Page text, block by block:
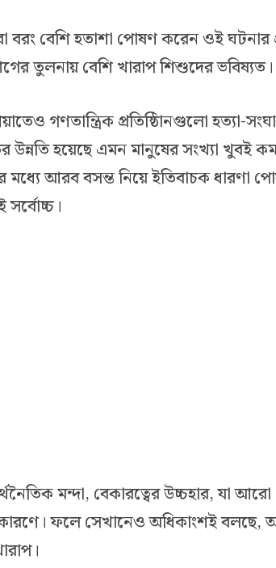
বরং বেশি হতাশা পোষণ করেন ওই ঘটনার
তুলনায় বেশি খারাপ শিশুদের ভবিষ্যত।
গণতান্ত্রিক প্রতিষ্ঠিানগুলো হত্যা-
উন্নতি হয়েছে এমন মানুষের সংখ্যা খুবই
আরব বসন্ত নিয়ে ইতিবাচক ধারণা
মন্দা, বেকারত্বের উচ্চহার, যা
ফলে সেখানেও অধিকাংশই বলছে,